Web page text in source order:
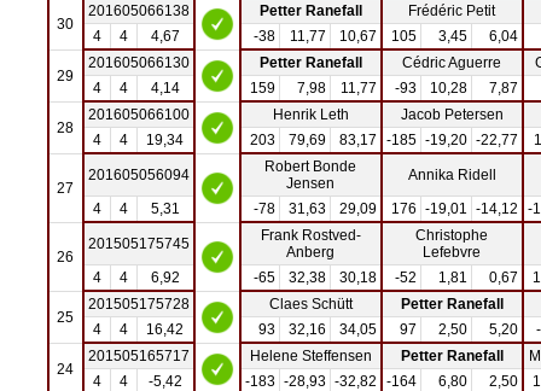
30
201605066138 Petter Ranefall Frédéric Petit
4
4 4,67 -38 11,77 10,67 105 3,45 6,04
29
201605066130 Petter Ranefall Cédric Aguerre
4
4 4,14 159 7,98 11,77 -93 10,28 7,87
28
201605066100 Henrik Leth
Jacob Petersen
4
4 19,34 203 79,69 83,17 -185 -19,20 -22,77
27
201605056094
Robert Bonde
Jensen
Annika Ridell
4
4 5,31 -78 31,63 29,09 176 -19,01 -14,12 -
26
201505175745
Frank Rostved-
Anberg
Christophe
Lefebvre
4
4 6,92 -65 32,38 30,18 -52 1,81 0,67
25
201505175728 Claes Schütt
Petter Ranefall
4
4 16,42 93 32,16 34,05 97 2,50 5,20
24
201505165717 Helene Steffensen Petter Ranefall
4
4 -5,42 -183 -28,93 -32,82 -164 6,80 2,50